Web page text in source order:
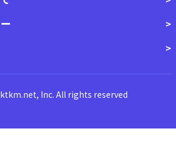
Inc. All rights reserved